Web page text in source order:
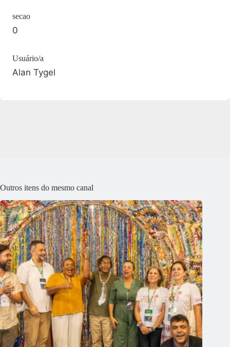
secao
0
Usuário/a
Alan Tygel
Outros itens do mesmo canal